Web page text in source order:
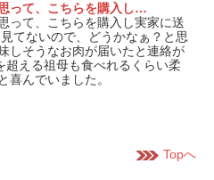
って、こちらを購入し…
って、こちらを購入し実家に送
てないので、どうかなぁ？と思
しそうなお肉が届いたと連絡が
超える祖母も食べれるくらい柔
喜んでいました。
Topへ